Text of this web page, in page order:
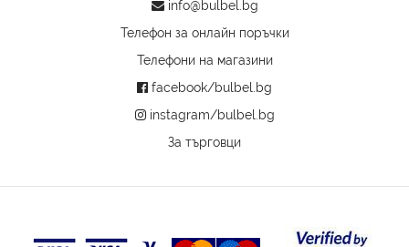
info@bulbel.bg
Телефон за онлайн поръчки
Телефони на магазини
facebook/bulbel.bg
instagram/bulbel.bg
За търговци